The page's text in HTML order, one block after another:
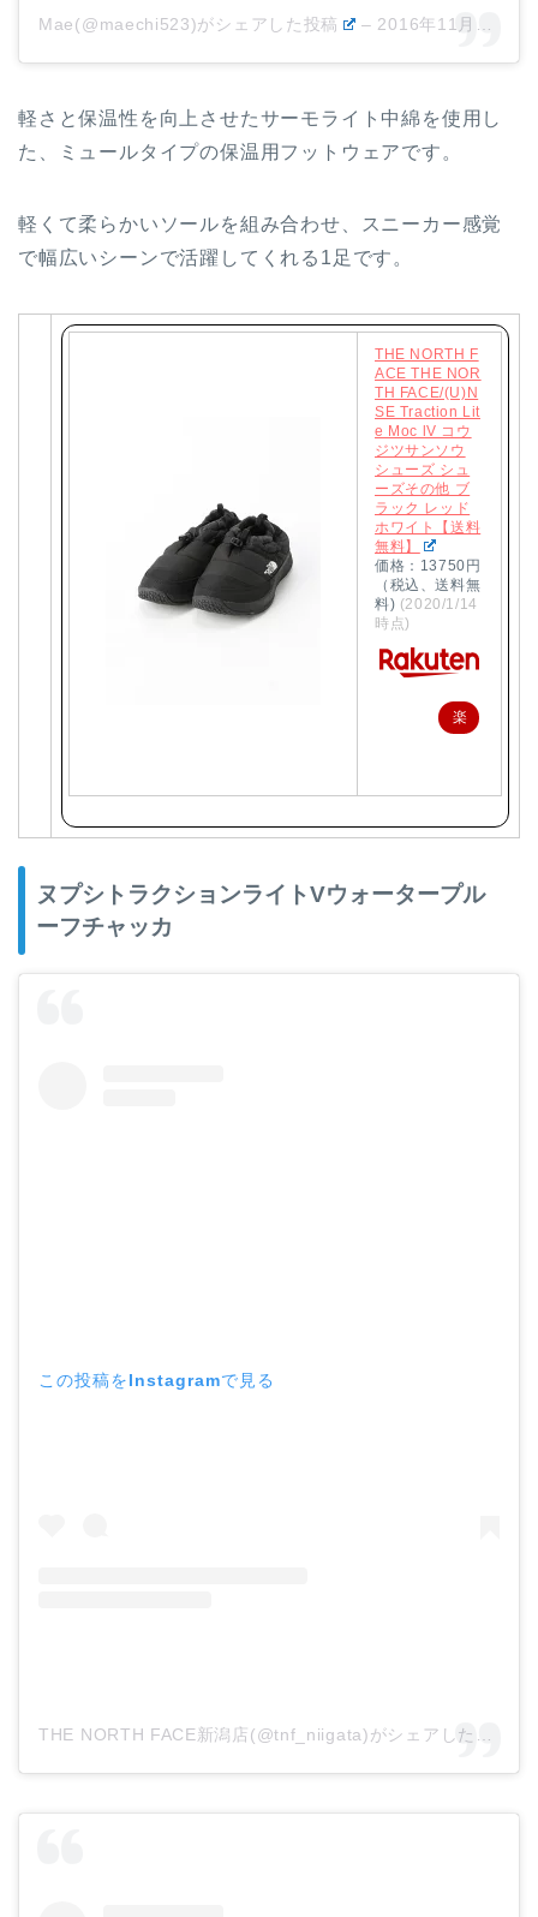
Mae(@maechi523)がシェアした投稿 – 2016年11月月4日午後11時45分PDT
軽さと保温性を向上させたサーモライト中綿を使用し
た、ミュールタイプの保温用フットウェアです。
軽くて柔らかいソールを組み合わせ、スニーカー感覚
で幅広いシーンで活躍してくれる1足です。
THE NORTH F
ACE THE NOR
TH FACE/(U)N
SE Traction Lit
e Moc lV コウ
ジツサンソウ
シューズ シュ
ーズその他 ブ
ラック レッド
ホワイト【送料
無料】
価格：13750円
（税込、送料無
料) (2020/1/14
時点)
楽
ヌプシトラクションライトVウォータープル
ーフチャッカ
この投稿をInstagramで見る
THE NORTH FACE新潟店(@tnf_niigata)がシェアした投稿